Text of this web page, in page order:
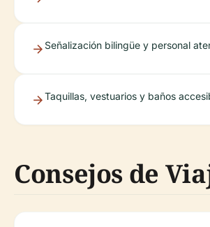
Señalización bilingüe y personal
Taquillas, vestuarios y baños
Consejos de